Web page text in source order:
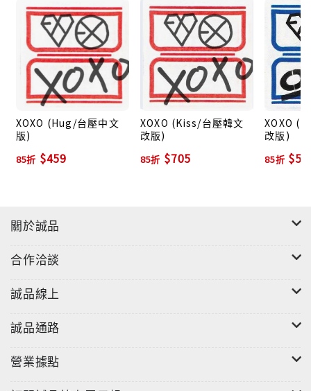
EXO團員CHANYEOL親自參與作詞的歌曲《Heaven》
是一首結合鋼琴旋律和饒舌，非常可愛地描述了與心愛
的戀人一起度過猶如在天國般的時間。《Stronger》是
突顯爵士鋼琴演奏的極簡抒情曲，鼓舞心愛的人的歌詞
讓人印象深刻。
《Cloud 9》突顯了獨特的節奏與合成音的Progressive
R&B歌曲，用童話般的歌詞表達了陷入愛河後如同行走
在天空的心情。《玻璃魚缸(One and Only)》是一首時
除此以外，還收錄了擁有誘人的貝斯與獨特groove的流
行歌曲《Artificial Love》；添加獨特的貝斯與演唱音
你就可以”的悲傷歌詞為亮點的《白色噪音(White
鼓所組成的R&B歌曲《They Never Know》總共9首歌
XOXO (Hug/台壓中文
版)
85折 $459
XOXO (Kiss/台壓韓文
改版)
85折 $705
XOXO
改版)
85折
關於誠品
合作洽談
誠品線上
誠品通路
營業據點